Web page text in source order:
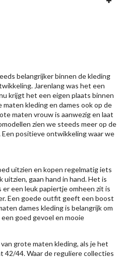
belangrijker binnen de kleding
Jarenlang was het een
krijgt het een eigen plaats binnen
kleding en dames ook op de
maten vrouw is aanwezig en laat
zien we steeds meer op de
positieve ontwikkeling waar we
uitzien en kopen regelmatig iets
uitzien, gaan hand in hand. Het is
er een leuk papiertje omheen zit is
Een goede outfit geeft een boost
dames kleding is belangrijk om
goed gevoel en mooie
grote maten kleding, als je het
42/44. Waar de reguliere collecties